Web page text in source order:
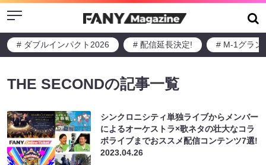
Menu
# ダブルインパクト2026 # 配信延長決定! # M-1グラン
THE SECONDの記事一覧
シンクロニシティ単独ライブからメンバー
によるオーケストラ×歌ネタの壮⼤なコラ
ボライブまでおススメ配信コンテンツ7選!
2023.04.26